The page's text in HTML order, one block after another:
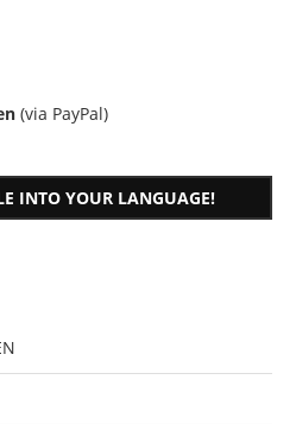
(via PayPal)
INTO YOUR LANGUAGE!